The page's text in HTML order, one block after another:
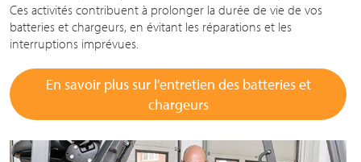
Ces activités contribuent à prolonger la durée de vie de vos
batteries et chargeurs, en évitant les réparations et les
interruptions imprévues.
En savoir plus sur l'entretien des batteries et
chargeurs